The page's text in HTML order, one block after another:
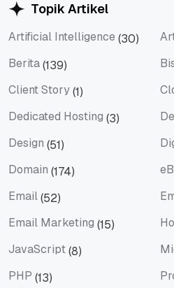
Topik Artikel
Artificial Intelligence (30)
Berita(139)
Client Story(1)
Dedicated Hosting (3)
Design (51)
Domain (174)
Email(52)
Email Marketing (15)
JavaScript(8)
PHP (13)